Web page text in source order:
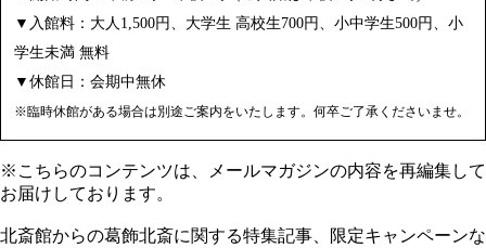
▼入館料：大人1,500円、大学生 高校生700円、小中学生500円、小
学生未満 無料
▼休館日：会期中無休
※臨時休館がある場合は別途ご案内をいたします。何卒ご了承くださいませ。
※こちらのコンテンツは、メールマガジンの内容を再編集して
お届けしております。
北斎館からの葛飾北斎に関する特集記事、限定キャンペーンな